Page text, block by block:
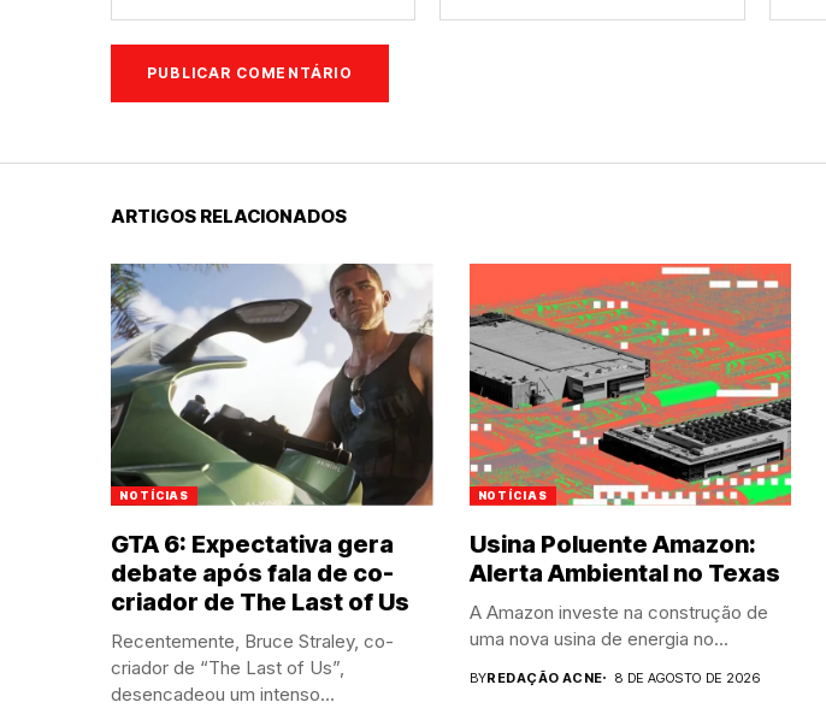
ARTIGOS RELACIONADOS
NOTÍCIAS
GTA 6: Expectativa gera
debate após fala de co-
criador de The Last of Us
Recentemente, Bruce Straley, co-
criador de “The Last of Us”,
desencadeou um intenso...
NOTÍCIAS
Usina Poluente Amazon:
Alerta Ambiental no Texas
A Amazon investe na construção de
uma nova usina de energia no...
BYREDAÇÃO ACNE 8 DE AGOSTO DE 2026